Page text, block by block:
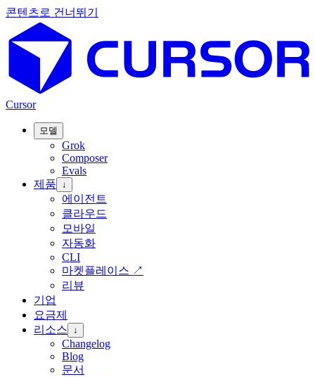
콘텐츠로 건너뛰기
Cursor
모델
Grok
Composer
Evals
제품
↓
에이전트
클라우드
모바일
자동화
CLI
마켓플레이스 ↗
리뷰
기업
요금제
리소스
↓
Changelog
Blog
문서